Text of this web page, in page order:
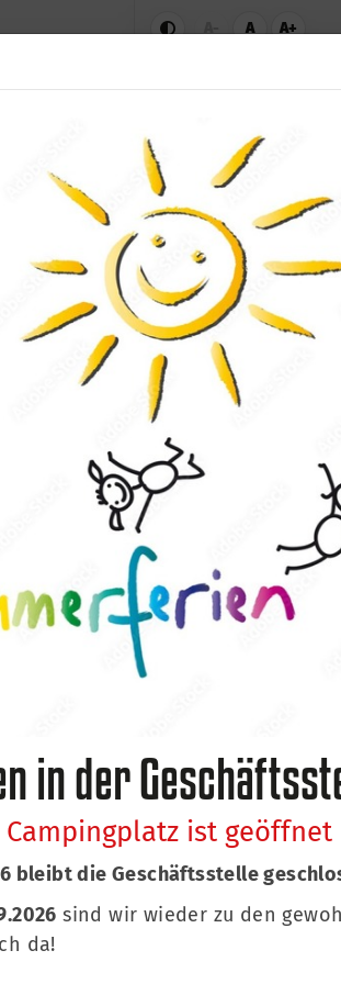
A A+
KiSS Aktuelles
Leichtathletik
im Team oder als
Bewegung
in der
ist geöffnet
bleibt die Geschäftsstelle
sind wir wieder zu den
da!